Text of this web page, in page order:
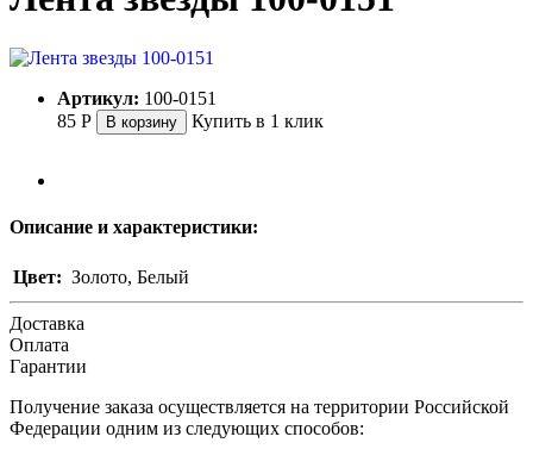
Артикул: 100-0151
85 Р В корзину Купить в 1 клик
Описание и характеристики:
Цвет: Золото, Белый
Доставка
Оплата
Гарантии
Получение заказа осуществляется на территории Российской
Федерации одним из следующих способов: